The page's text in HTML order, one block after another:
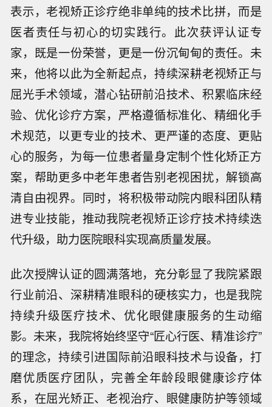
表示，老视矫正诊疗绝非单纯的技术比拼，而是
医者责任与初心的切实践行。此次获评认证专
家，既是一份荣誉，更是一份沉甸甸的责任。未
来，他将以此为全新起点，持续深耕老视矫正与
屈光手术领域，潜心钻研前沿技术、积累临床经
验、优化诊疗方案，严格遵循标准化、精细化手
术规范，以更专业的技术、更严谨的态度、更贴
心的服务，为每一位患者量身定制个性化矫正方
案，帮助更多中老年患者告别老视困扰，解锁高
清自由视界。同时，将积极带动院内眼科团队精
进专业技能，推动我院老视矫正诊疗技术持续迭
代升级，助力医院眼科实现高质量发展。
此次授牌认证的圆满落地，充分彰显了我院紧跟
行业前沿、深耕精准眼科的硬核实力，也是我院
持续升级医疗技术、优化眼健康服务的生动缩
影。未来，我院将始终坚守“匠心行医、精准诊疗”
的理念，持续引进国际前沿眼科技术与设备，打
磨优质医疗团队，完善全年龄段眼健康诊疗体
系，在屈光矫正、老视治疗、眼健康防护等领域